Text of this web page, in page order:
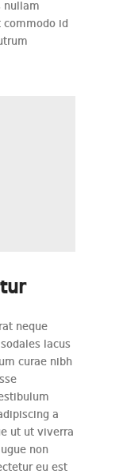
nullam
id
neque
lacus
curae nibh
a
ut ut viverra
non
eu est